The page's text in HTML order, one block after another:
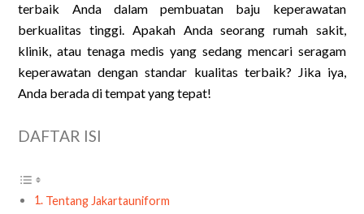
terbaik Anda dalam pembuatan baju keperawatan
berkualitas tinggi. Apakah Anda seorang rumah sakit,
klinik, atau tenaga medis yang sedang mencari seragam
keperawatan dengan standar kualitas terbaik? Jika iya,
Anda berada di tempat yang tepat!
DAFTAR ISI
Tentang Jakartauniform